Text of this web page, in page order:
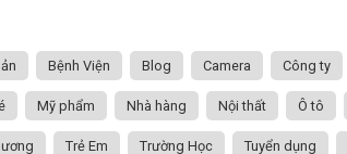
Bệnh Viện Blog Camera Công ty
Mỹ phẩm Nhà hàng Nội thất Ô tô
Trẻ Em Trường Học Tuyển dụng